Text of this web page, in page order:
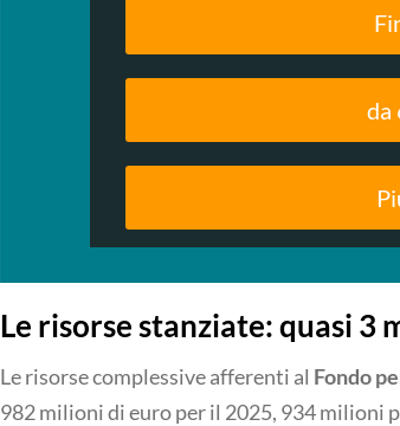
da
Le risorse stanziate: quasi 3
Le risorse complessive afferenti al Fondo
982 milioni di euro per il 2025, 934 milioni